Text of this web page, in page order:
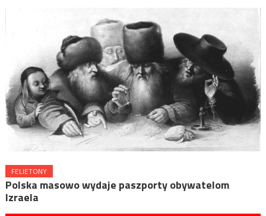
FELIETONY
Polska masowo wydaje paszporty obywatelom
Izraela